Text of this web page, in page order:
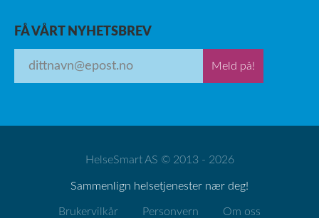
FÅ VÅRT NYHETSBREV
Meld på!
HelseSmart AS © 2013 - 2026
Sammenlign helsetjenester nær deg!
Brukervilkår Personvern Om oss